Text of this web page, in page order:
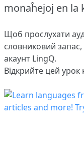
monaĥejoj en la
Щоб прослухати
словниковий запас,
акаунт LingQ.
Відкрийте цей урок